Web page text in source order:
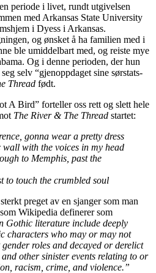
periode i livet, rundt utgivelsen
med Arkansas State University
i Dyess i Arkansas.
og ønsket å ha familien med i
ble umiddelbart med, og reiste mye
Og i denne perioden, der hun
selv “gjenoppdaget sine sørstats-
Thread født.
A Bird” forteller oss rett og slett hele
The River & The Thread startet:
gonna wear a pretty dress
wall with the voices in my head
to Memphis, past the
to touch the crumbled soul
preget av en sjanger som man
Wikipedia definerer som
Gothic literature include deeply
characters who may or may not
roles and decayed or derelict
other sinister events relating to or
racism, crime, and violence.”